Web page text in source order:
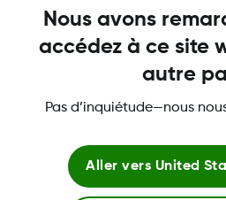
Was this article helpful?
Nous avons
accédez à ce site
autre
Pas d’inquiétude—nous
Aller vers United